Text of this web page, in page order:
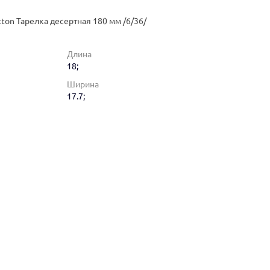
Тарелка десертная 180 мм /6/36/
Длина
18;
Ширина
17.7;
Тарелка десертная 18 см Royal Sutton